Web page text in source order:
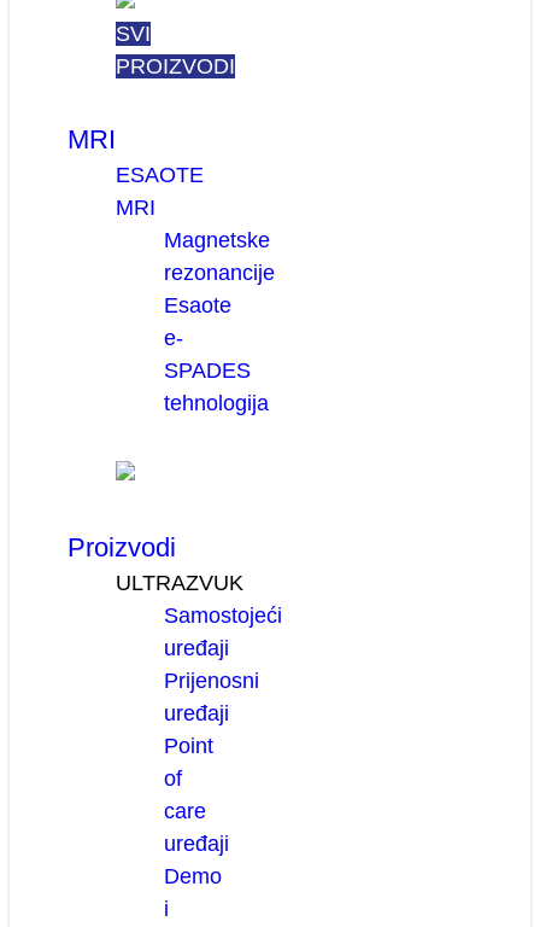
SVI
PROIZVODI
MRI
ESAOTE
MRI
Magnetske
rezonancije
Esaote
e-
SPADES
tehnologija
Proizvodi
ULTRAZVUK
Samostojeći
uređaji
Prijenosni
uređaji
Point
of
care
uređaji
Demo
i